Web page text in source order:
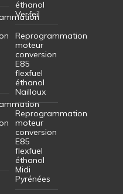
éthanol
Verfeil
Reprogrammation
moteur
conversion
E85
flexfuel
éthanol
Nailloux
Reprogrammation
moteur
conversion
E85
flexfuel
éthanol
Midi
Pyrénées